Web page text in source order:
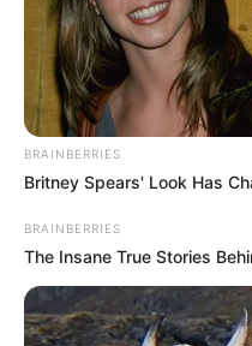
BRAINBERRIES
Britney Spears' Look Has
BRAINBERRIES
The Insane True Stories